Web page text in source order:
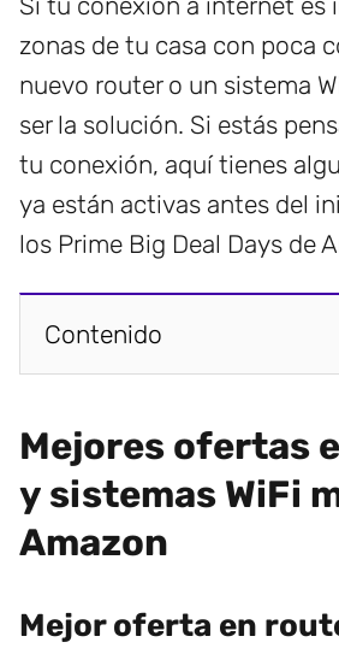
zonas de tu casa con poca
nuevo router o un sistema
ser la solución. Si estás
tu conexión, aquí tienes
ya están activas antes del
los Prime Big Deal Days de
Contenido
Mejores ofertas
y sistemas WiFi
Amazon
Mejor oferta en